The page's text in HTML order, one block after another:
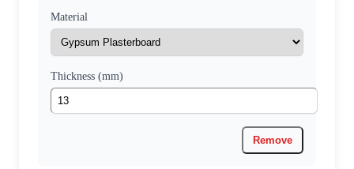
Material
Thickness (mm)
Remove